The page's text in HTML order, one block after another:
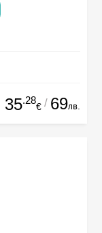
35.28
€ / 69лв.